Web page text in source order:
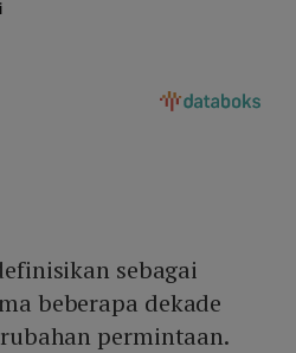
sebagai
beberapa dekade
permintaan.